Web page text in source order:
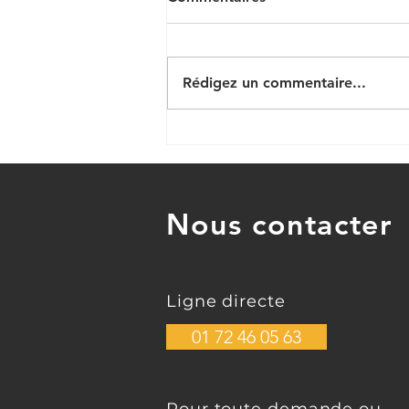
rationalisent-ils les
Rédigez un commentaire...
Nous contacter
Ligne directe
01 72 46 05 63